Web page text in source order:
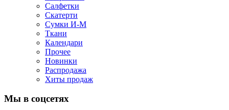
Салфетки
Скатерти
Сумки И-М
Ткани
Календари
Прочее
Новинки
Распродажа
Хиты продаж
Мы в соцсетях